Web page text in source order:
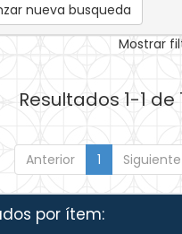
nueva busqueda
Mostrar
Resultados 1-1 de
Anterior 1 Siguiente
por ítem: